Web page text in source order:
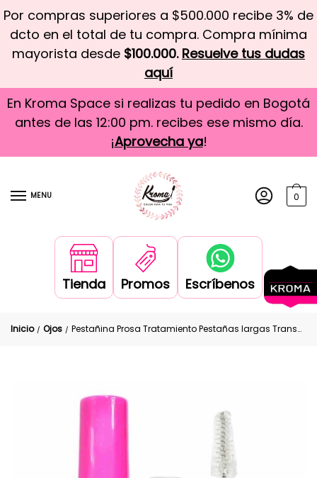
Por compras superiores a $500.000 recibe 3% de
dcto en el total de tu compra. Compra mínima
mayorista desde $100.000. Resuelve tus dudas
aquí
En Kroma Space si realizas tu pedido en Bogotá
antes de las 12:00 pm. recibes ese mismo día.
¡Aprovecha ya!
MENU 0
Tienda Promos Escríbenos
Inicio / Ojos / Pestañina Prosa Tratamiento Pestañas largas Transparente